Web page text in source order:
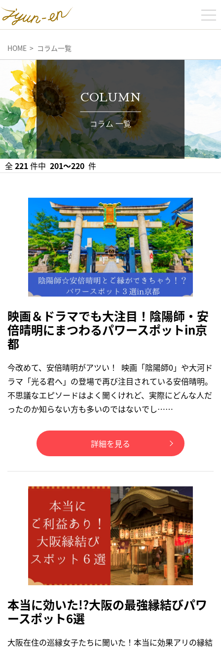
HOME コラム一覧
COLUMN
コラム 一覧
全221件中 201〜220 件
映画＆ドラマでも大注目！陰陽師・安
倍晴明にまつわるパワースポットin京
都
今改めて、安倍晴明がアツい！ 映画「陰陽師0」や大河ド
ラマ「光る君へ」の登場で再び注目されている安倍晴明。
不思議なエピソードはよく聞くけれど、実際にどんな人だ
ったのか知らない方も多いのではないでし……
詳細を見る
本当に効いた!?大阪の最強縁結びパワ
ースポット6選
大阪在住の巡縁女子たちに聞いた！本当に効果アリの縁結